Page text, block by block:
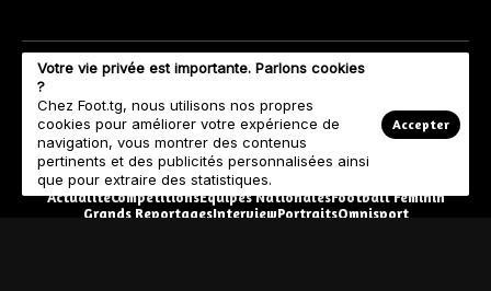
ActualitéCompétitionsEquipes NationalesFootball Féminin
Grands ReportagesInterviewPortraitsOmnisport
Votre vie privée est importante. Parlons cookies
?
Chez Foot.tg, nous utilisons nos propres
cookies pour améliorer votre expérience de
navigation, vous montrer des contenus
pertinents et des publicités personnalisées ainsi
que pour extraire des statistiques.
Accepter